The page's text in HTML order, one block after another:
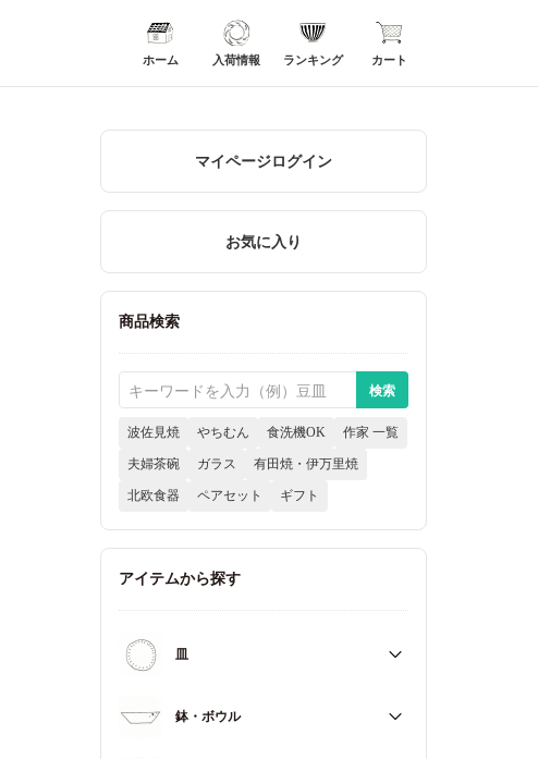
ホーム 入荷情報 ランキング カート
マイページログイン
お気に入り
商品検索
波佐見焼 やちむん 食洗機OK 作家 一覧
夫婦茶碗 ガラス 有田焼・伊万里焼
北欧食器 ペアセット ギフト
アイテムから探す
皿
すべて
鉢・ボウル